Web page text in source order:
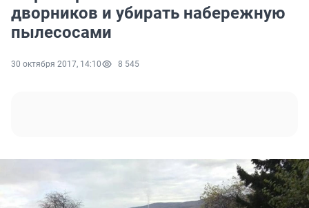
дворников и убирать набережную
пылесосами
30 октября 2017, 14:10 8 545